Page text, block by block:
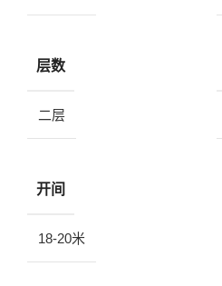
层数
二层
开间
18-20米